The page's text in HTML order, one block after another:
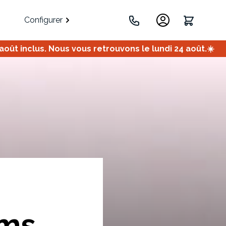
Configurer
inclus. Nous vous retrouvons le lundi 24 août.☀️